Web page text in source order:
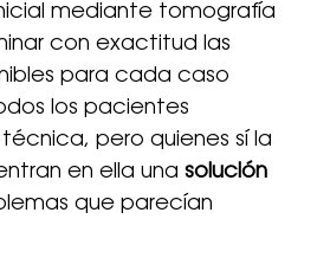
mediante tomografía
con exactitud las
para cada caso
los pacientes
pero quienes sí la
en ella una solución
que parecían